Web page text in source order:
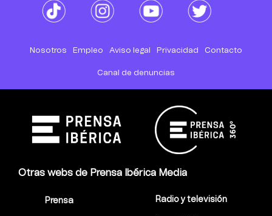
Nosotros Empleo Aviso legal Privacidad Contacto
Canal de denuncias
Otras webs de Prensa Ibérica Media
Prensa Radio y televisión